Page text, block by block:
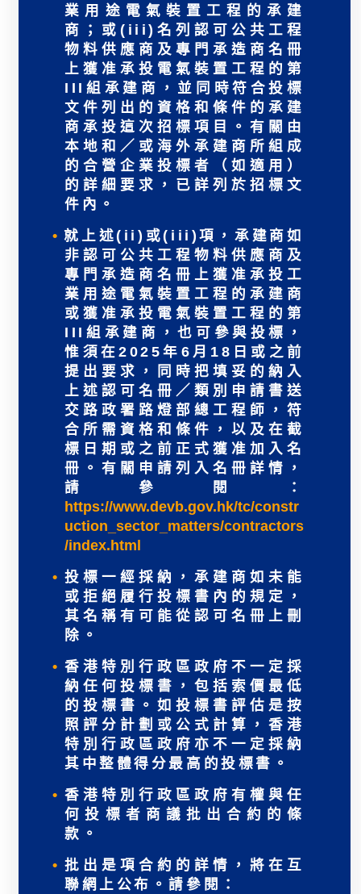
業用途電氣裝置工程的承建
商；或(iii)名列認可公共工程
物料供應商及專門承造商名冊
上獲准承投電氣裝置工程的第
III組承建商，並同時符合投標
文件列出的資格和條件的承建
商承投這次招標項目。有關由
本地和／或海外承建商所組成
的合營企業投標者（如適用）
的詳細要求，已詳列於招標文
件內。
就上述(ii)或(iii)項，承建商如
非認可公共工程物料供應商及
專門承造商名冊上獲准承投工
業用途電氣裝置工程的承建商
或獲准承投電氣裝置工程的第
III組承建商，也可參與投標，
惟須在2025年6月18日或之前
提出要求，同時把填妥的納入
上述認可名冊／類別申請書送
交路政署路燈部總工程師，符
合所需資格和條件，以及在截
標日期或之前正式獲准加入名
冊。有關申請列入名冊詳情，
請參閱：
https://www.devb.gov.hk/tc/constr
uction_sector_matters/contractors
/index.html
投標一經採納，承建商如未能
或拒絕履行投標書內的規定，
其名稱有可能從認可名冊上刪
除。
香港特別行政區政府不一定採
納任何投標書，包括索價最低
的投標書。如投標書評估是按
照評分計劃或公式計算，香港
特別行政區政府亦不一定採納
其中整體得分最高的投標書。
香港特別行政區政府有權與任
何投標者商議批出合約的條
款。
批出是項合約的詳情，將在互
聯網上公布。請參閱：